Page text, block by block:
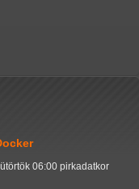
06:00 pirkadatkor